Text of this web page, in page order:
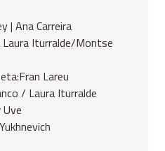
| Ana Carreira
Iturralde/Montse
Lareu
/ Laura Iturralde